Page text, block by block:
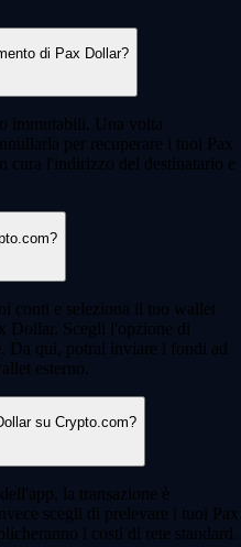
di Pax Dollar?
immutabili. Una volta
per recuperare i tuoi Pax
cura l'indirizzo del destinatario e
conti e seleziona il tuo wallet
Dollar. Scegli l'opzione di
Da qui, potrai inviare i fondi ad
esterno.
su Crypto.com?
la transazione è
scegli di prelevare i tuoi Pax
i costi di rete standard.